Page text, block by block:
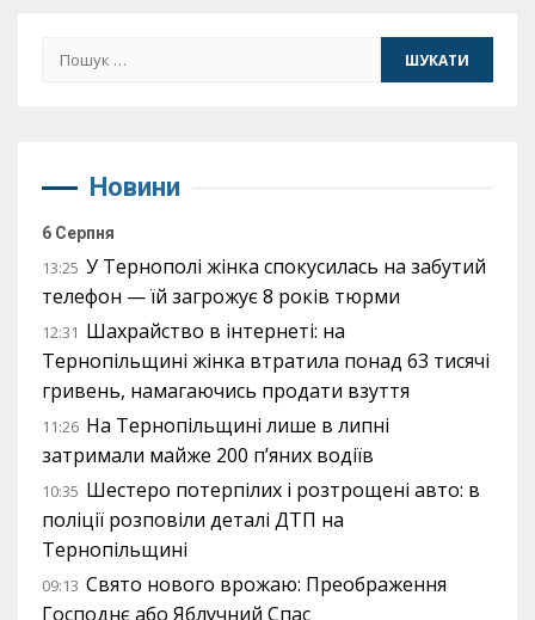
Пошук:
Новини
6 Серпня
13:25 У Тернополі жінка спокусилась на забутий
телефон — їй загрожує 8 років тюрми
12:31 Шахрайство в інтернеті: на
Тернопільщині жінка втратила понад 63 тисячі
гривень, намагаючись продати взуття
11:26 На Тернопільщині лише в липні
затримали майже 200 п’яних водіїв
10:35 Шестеро потерпілих і розтрощені авто: в
поліції розповіли деталі ДТП на
Тернопільщині
09:13 Свято нового врожаю: Преображення
Господнє або Яблучний Спас